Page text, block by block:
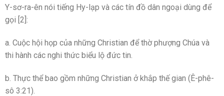
Y-sơ-ra-ên nói tiếng Hy-lạp và các tín đồ dân ngoại dùng để
gọi [2]:
a. Cuộc hội họp của những Christian để thờ phượng Chúa và
thi hành các nghi thức biểu lộ đức tin.
b. Thực thể bao gồm những Christian ở khắp thế gian (Ê-phê-
sô 3:21).